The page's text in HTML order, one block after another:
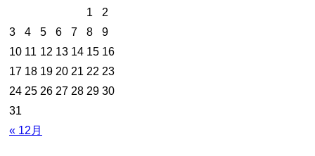
« 12月
1
2
3
4 5 6 7 8
9
10 11 12 13 14 15 16
17 18 19 20 21 22 23
24 25 26 27 28 29 30
31